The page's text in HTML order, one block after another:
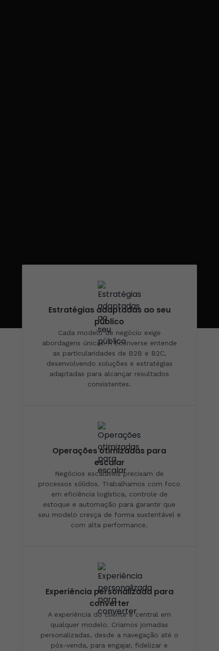
Estratégias adaptadas ao seu
público
Cada modelo de negócio exige
abordagens únicas. A Econverse entende
as particularidades de B2B e B2C,
desenvolvendo soluções e estratégias
adaptadas para alcançar resultados
consistentes.
Operações otimizadas para
escalar
Negócios escaláveis precisam de
processos sólidos. Trabalhamos com foco
em eficiência logística, controle de
estoque e automação para garantir que
seu modelo cresça de forma sustentável e
com alta performance.
Experiência personalizada para
converter
A experiência do cliente é central em
qualquer modelo. Criamos jornadas
personalizadas, desde a navegação até o
pós-venda, para engajar, fidelizar e